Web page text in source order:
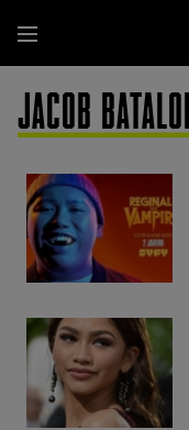
para
o
conteúdo
principal
Menu
JACOB